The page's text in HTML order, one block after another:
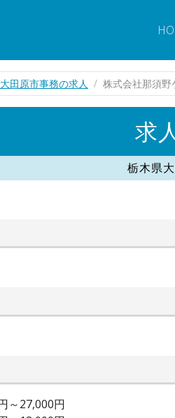
大田原市事務の求人 株式会社那須
求
栃木県
～27,000円